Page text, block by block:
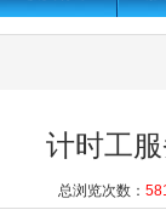
计时工
总浏览次数：